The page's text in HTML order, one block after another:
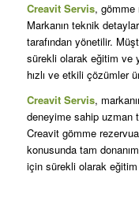
Creavit Servis, gömme
Markanın teknik
tarafından yönetilir.
sürekli olarak eğitim ve
hızlı ve etkili çözümler
Creavit Servis,
deneyime sahip uzman
Creavit gömme
konusunda tam
için sürekli olarak